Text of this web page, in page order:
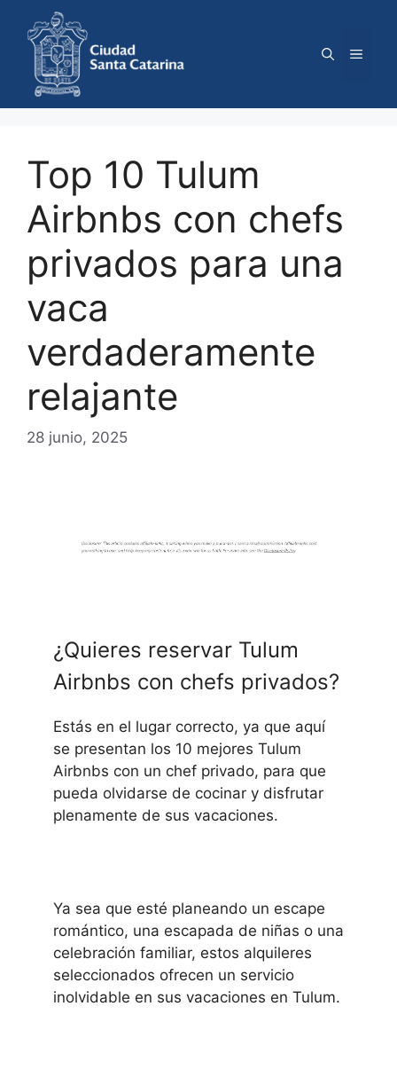
contenido
Menú
Top 10 Tulum
Airbnbs con chefs
privados para una
vaca
verdaderamente
relajante
28 junio, 2025
¿Quieres reservar Tulum
Airbnbs con chefs privados?
Estás en el lugar correcto, ya que aquí
se presentan los 10 mejores Tulum
Airbnbs con un chef privado, para que
pueda olvidarse de cocinar y disfrutar
plenamente de sus vacaciones.
Ya sea que esté planeando un escape
romántico, una escapada de niñas o una
celebración familiar, estos alquileres
seleccionados ofrecen un servicio
inolvidable en sus vacaciones en Tulum.